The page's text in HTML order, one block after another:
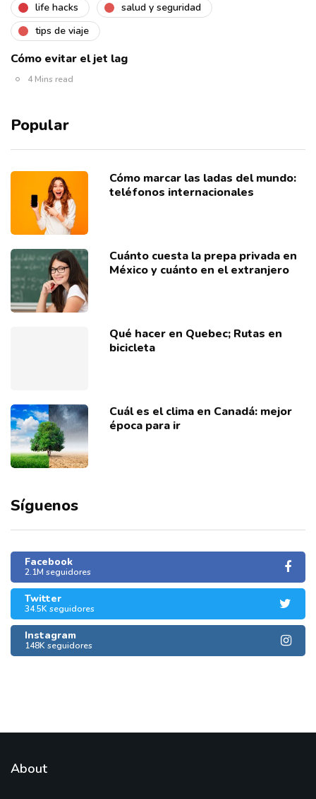
life hacks
salud y seguridad
tips de viaje
Cómo evitar el jet lag
4 Mins read
Popular
Cómo marcar las ladas del mundo:
teléfonos internacionales
Cuánto cuesta la prepa privada en
México y cuánto en el extranjero
Qué hacer en Quebec; Rutas en
bicicleta
Cuál es el clima en Canadá: mejor
época para ir
Síguenos
Facebook
2.1M seguidores
Twitter
34.5K seguidores
Instagram
148K seguidores
About